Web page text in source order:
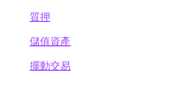
質押
儲值資產
擺動交易